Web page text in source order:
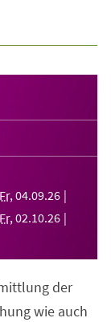
Fr, 04.09.26
Fr, 02.10.26
der
wie auch